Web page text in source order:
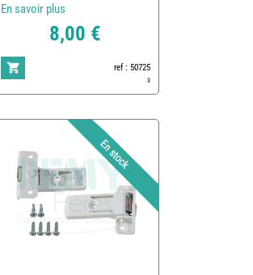
En savoir plus
8,00 €
ref : 50725
3